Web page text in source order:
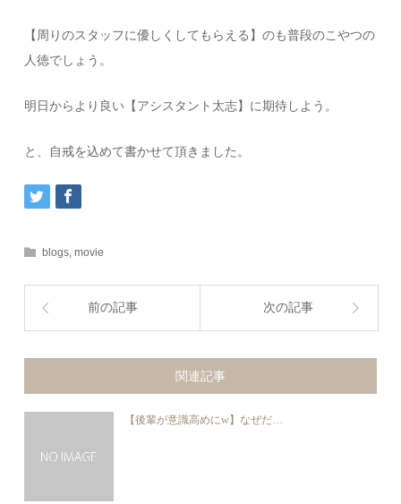
【周りのスタッフに優しくしてもらえる】のも普段のこやつの
人徳でしょう。
明日からより良い【アシスタント太志】に期待しよう。
と、自戒を込めて書かせて頂きました。
blogs ,movie
前の記事 次の記事
関連記事
【後輩が意識高めにw】なぜだ…